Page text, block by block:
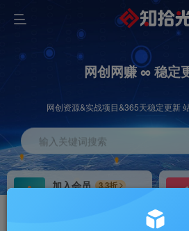
网创网赚 ∞ 稳定
网创资源&实战项目&365天稳定更新
输入关键词搜索
加入会员
3.3折